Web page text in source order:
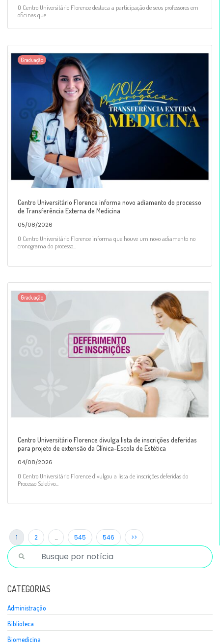
O Centro Universitário Florence destaca a participação de seus professores em
oficinas que...
Graduação
Centro Universitário Florence informa novo adiamento do processo
de Transferência Externa de Medicina
05/08/2026
O Centro Universitário Florence informa que houve um novo adiamento no
cronograma do processo...
Graduação
Centro Universitário Florence divulga lista de inscrições deferidas
para projeto de extensão da Clínica-Escola de Estética
04/08/2026
O Centro Universitário Florence divulgou a lista de inscrições deferidas do
Processo Seletivo...
1 2 … 545 546 >>
CATEGORIAS
Administração
Biblioteca
Biomedicina